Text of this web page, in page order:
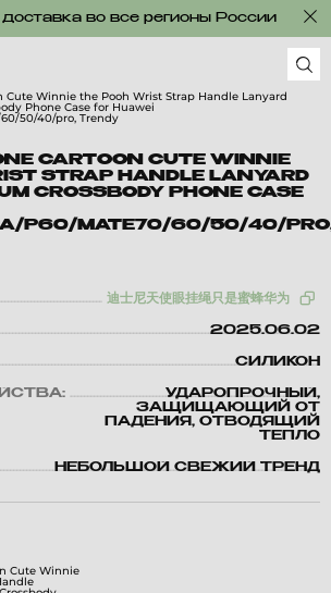
во все регионы России
CARTOON CUTE WINNIE
STRAP HANDLE LANYARD
CROSSBODY PHONE CASE
P60/MATE70/60/50/40/
迪士尼天使眼挂绳只是蜜蜂华为
2025.06.02
СИЛИКОН
УДАРОПРОЧНЫЙ,
ЗАЩИЩАЮЩИЙ ОТ
ПАДЕНИЯ, ОТВОДЯЩИЙ
ТЕПЛО
НЕБОЛЬШОЙ СВЕЖИЙ ТРЕНД